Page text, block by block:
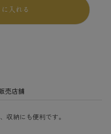
入れる
売店舗
収納にも便利です。